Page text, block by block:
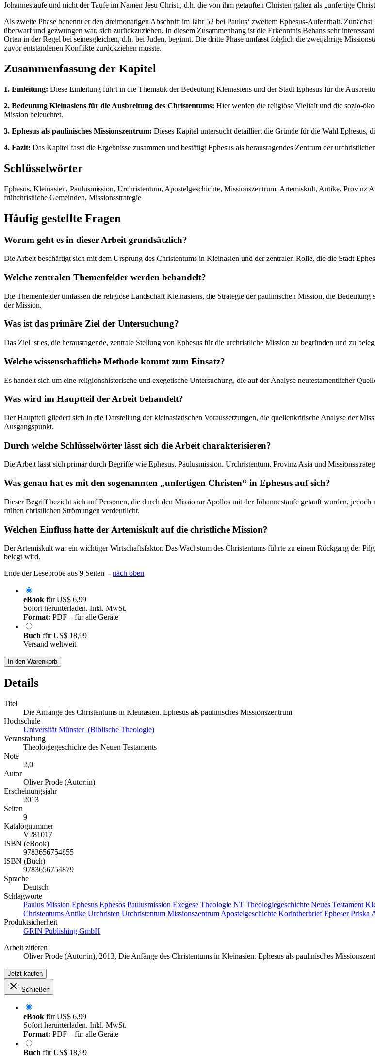
Johannestaufe und nicht der Taufe im Namen Jesu Christi, d.h. die von ihm getauften Christen galten als „unfertige
Als zweite Phase benennt er den dreimonatigen Abschnitt im Jahr 52 bei Paulus‘ zweitem Ephesus-Aufenthalt.
überwarf und gezwungen war, sich zurückzuziehen. In diesem Zusammenhang ist die Erkenntnis Behans sehr
Orten in der Regel bei seinesgleichen, d.h. bei Juden, beginnt. Die dritte Phase umfasst folglich die zweijährige
zuvor entstandenen Konflikte zurückziehen musste.
Zusammenfassung der Kapitel
1. Einleitung: Diese Einleitung führt in die Thematik der Bedeutung Kleinasiens und der Stadt Ephesus für die
2. Bedeutung Kleinasiens für die Ausbreitung des Christentums: Hier werden die religiöse Vielfalt und die sozio-
Mission beleuchtet.
3. Ephesus als paulinisches Missionszentrum: Dieses Kapitel untersucht detailliert die Gründe für die Wahl Ephesus,
4. Fazit: Das Kapitel fasst die Ergebnisse zusammen und bestätigt Ephesus als herausragendes Zentrum der
Schlüsselwörter
Ephesus, Kleinasien, Paulusmission, Urchristentum, Apostelgeschichte, Missionszentrum, Artemiskult, Antike, Provinz
frühchristliche Gemeinden, Missionsstrategie
Häufig gestellte Fragen
Worum geht es in dieser Arbeit grundsätzlich?
Die Arbeit beschäftigt sich mit dem Ursprung des Christentums in Kleinasien und der zentralen Rolle, die die Stadt
Welche zentralen Themenfelder werden behandelt?
Die Themenfelder umfassen die religiöse Landschaft Kleinasiens, die Strategie der paulinischen Mission, die
der Mission.
Was ist das primäre Ziel der Untersuchung?
Das Ziel ist es, die herausragende, zentrale Stellung von Ephesus für die urchristliche Mission zu begründen und zu
Welche wissenschaftliche Methode kommt zum Einsatz?
Es handelt sich um eine religionshistorische und exegetische Untersuchung, die auf der Analyse neutestamentlicher
Was wird im Hauptteil der Arbeit behandelt?
Der Hauptteil gliedert sich in die Darstellung der kleinasiatischen Voraussetzungen, die quellenkritische Analyse der
Ausgangspunkt.
Durch welche Schlüsselwörter lässt sich die Arbeit charakterisieren?
Die Arbeit lässt sich primär durch Begriffe wie Ephesus, Paulusmission, Urchristentum, Provinz Asia und
Was genau hat es mit den sogenannten „unfertigen Christen“ in Ephesus auf sich?
Dieser Begriff bezieht sich auf Personen, die durch den Missionar Apollos mit der Johannestaufe getauft wurden,
frühen christlichen Strömungen verdeutlicht.
Welchen Einfluss hatte der Artemiskult auf die christliche Mission?
Der Artemiskult war ein wichtiger Wirtschaftsfaktor. Das Wachstum des Christentums führte zu einem Rückgang der
belegt wird.
Ende der Leseprobe aus 9 Seiten - nach oben
eBook fürUS$ 6,99
Sofort herunterladen. Inkl. MwSt.
Format: PDF – für alle Geräte
Buch fürUS$ 18,99
Versand weltweit
In den Warenkorb
Details
Titel
Die Anfänge des Christentums in Kleinasien. Ephesus als paulinisches Missionszentrum
Hochschule
Universität Münster (Biblische Theologie)
Veranstaltung
Theologiegeschichte des Neuen Testaments
Note
2,0
Autor
Oliver Prode (Autor:in)
Erscheinungsjahr
2013
Seiten
9
Katalognummer
V281017
ISBN (eBook)
9783656754855
ISBN (Buch)
9783656754879
Sprache
Deutsch
Schlagworte
Paulus Mission Ephesus Ephesos Paulusmission Exegese Theologie NT Theologiegeschichte Neues Testament
Christentums Antike Urchristen Urchristentum Missionszentrum Apostelgeschichte Korintherbrief Epheser Priska
Produktsicherheit
GRIN Publishing GmbH
Arbeit zitieren
Oliver Prode (Autor:in), 2013, Die Anfänge des Christentums in Kleinasien. Ephesus als paulinisches
Jetzt kaufen
Schließen
eBook fürUS$ 6,99
Sofort herunterladen. Inkl. MwSt.
Format: PDF – für alle Geräte
Buch fürUS$ 18,99